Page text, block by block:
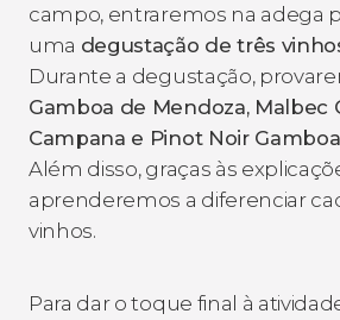
campo, entraremos na adega
uma degustação de três
Durante a degustação,
Gamboa de Mendoza, Malbec
Campana e Pinot Noir
Além disso, graças às
aprenderemos a diferenciar
vinhos.
Para dar o toque final à